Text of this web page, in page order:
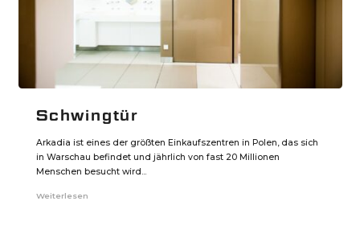
Schwingtür
Arkadia ist eines der größten Einkaufszentren in Polen, das sich
in Warschau befindet und jährlich von fast 20 Millionen
Menschen besucht wird...
Weiterlesen